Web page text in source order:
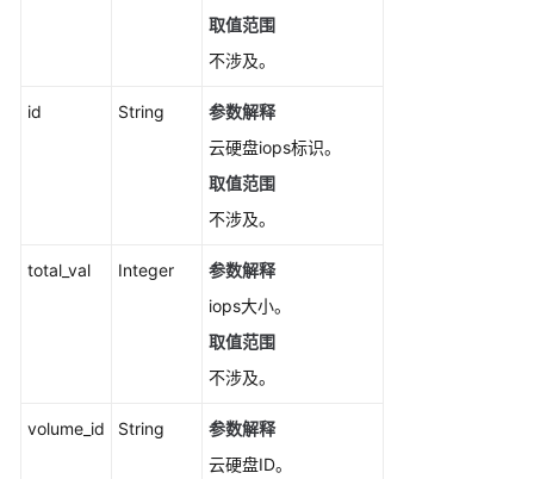
取值范围
不涉及。
id String
参数解释
云硬盘iops标识。
取值范围
不涉及。
total_val Integer
参数解释
iops大小。
取值范围
不涉及。
volume_id String
参数解释
云硬盘ID。